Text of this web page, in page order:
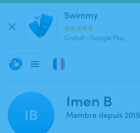
Swimmy
Gratuit - Google Play
IB
Imen B
Membre depuis 2019